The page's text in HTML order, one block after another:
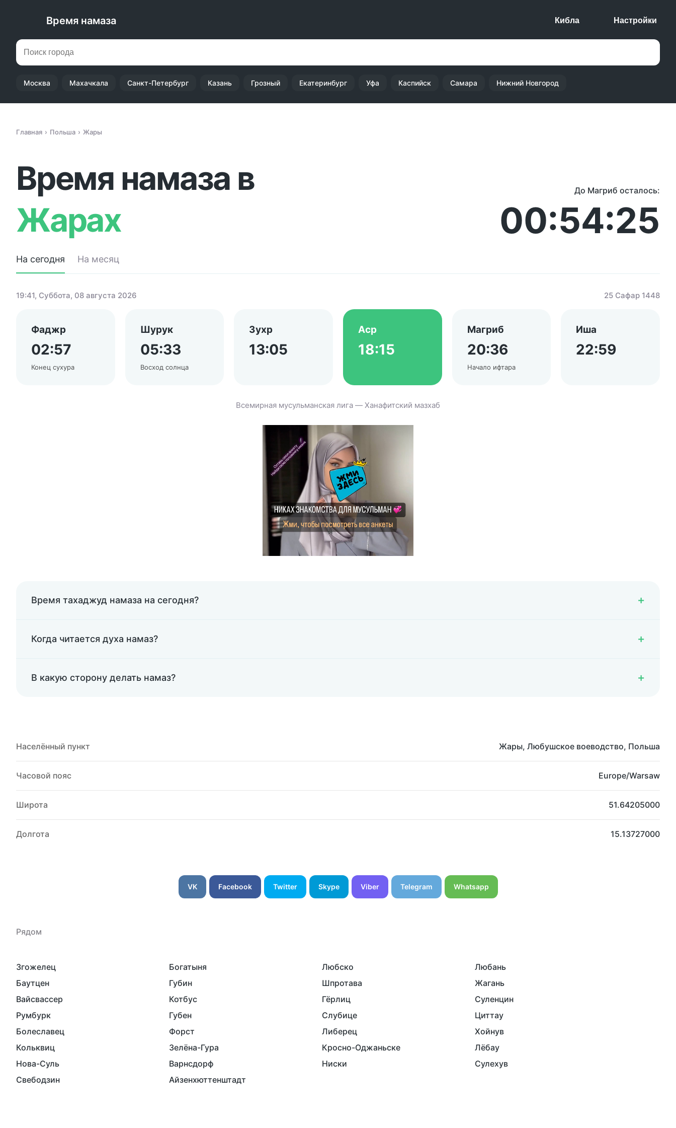
Время намаза Кибла Настройки
Москва Махачкала Санкт-Петербург Казань Грозный Екатеринбург Уфа Каспийск Самара Нижний Новгород
Главная Польша Жары
Время намаза в
Жарах
До Магриб осталось:
00:54:25
На сегодня На месяц
19:41, Суббота, 08 августа 2026 25 Сафар 1448
Фаджр
02:57
Конец сухура
Шурук
05:33
Восход солнца
Зухр
13:05
Аср
18:15
Магриб
20:36
Начало ифтара
Иша
22:59
Всемирная мусульманская лига — Ханафитский мазхаб
Время тахаджуд намаза на сегодня?
Когда читается духа намаз?
В какую сторону делать намаз?
Населённый пункт Жары, Любушское воеводство, Польша
Часовой пояс Europe/Warsaw
Широта 51.64205000
Долгота 15.13727000
VK Facebook Twitter Skype Viber Telegram Whatsapp
Рядом
Згожелец Богатыня Любско
Любань
Баутцен
Губин Шпротава
Жагань
Вайсвассер
Котбус Гёрлиц
Суленцин
Румбурк
Губен Слубице
Циттау
Болеславец
Форст Либерец
Хойнув
Кольквиц
Зелёна-Гура Кросно-Оджаньске
Лёбау
Нова-Суль
Варнсдорф Ниски
Сулехув
Свебодзин
Айзенхюттенштадт